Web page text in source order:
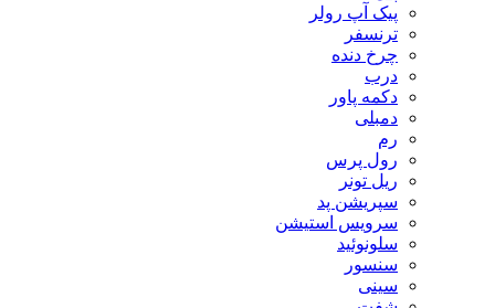
پیک آپ رولر
ترنسفر
چرخ دنده
درب
دکمه پاور
دمبلی
رم
رول پرس
ریل تونر
سپریشن پد
سرویس استیشن
سلونوئید
سنسور
سینی